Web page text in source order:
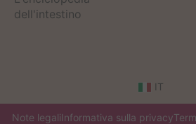
dell'intestino
IT
Note legaliInformativa sulla privacy